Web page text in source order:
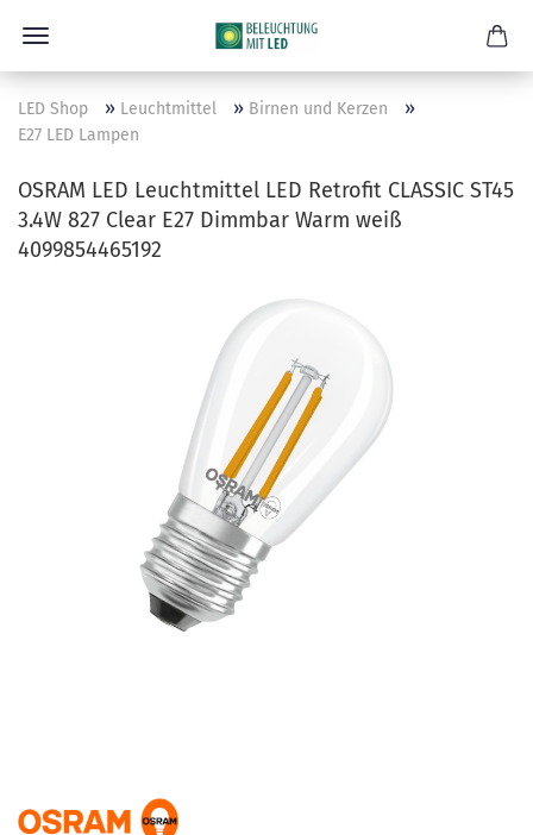
LED Shop » Leuchtmittel » Birnen und Kerzen »
E27 LED Lampen
OSRAM LED Leuchtmittel LED Retrofit CLASSIC ST45
3.4W 827 Clear E27 Dimmbar Warm weiß
4099854465192